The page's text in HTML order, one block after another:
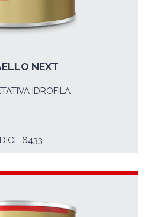
NEXT
IDROFILA
6433